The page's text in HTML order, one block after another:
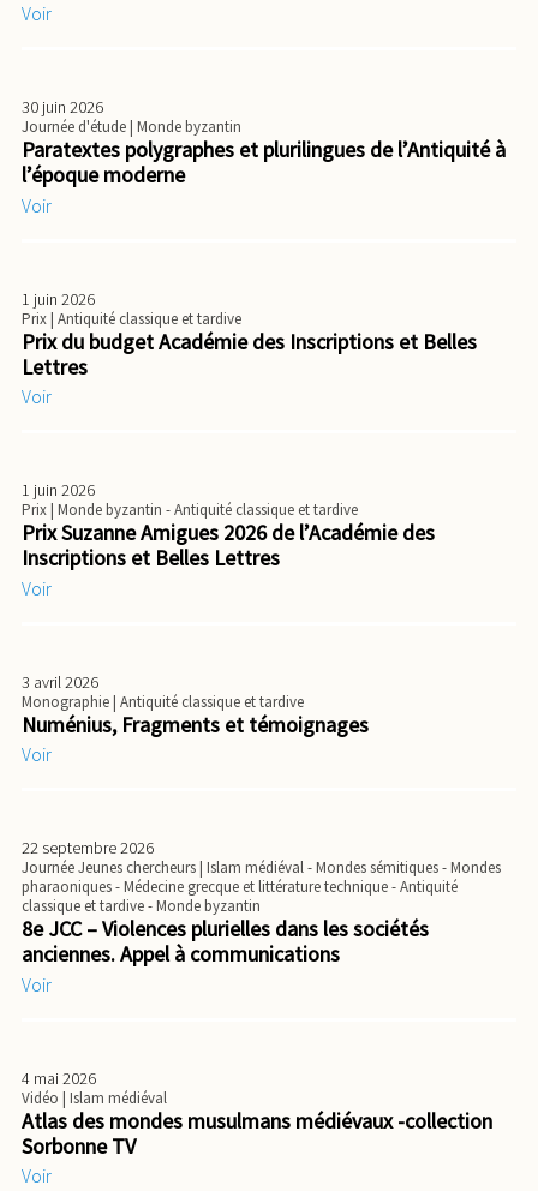
Voir
30 juin 2026
Journée d'étude| Monde byzantin
Paratextes polygraphes et plurilingues de l’Antiquité à
l’époque moderne
Voir
1 juin 2026
Prix| Antiquité classique et tardive
Prix du budget Académie des Inscriptions et Belles
Lettres
Voir
1 juin 2026
Prix| Monde byzantin - Antiquité classique et tardive
Prix Suzanne Amigues 2026 de l’Académie des
Inscriptions et Belles Lettres
Voir
3 avril 2026
Monographie| Antiquité classique et tardive
Numénius, Fragments et témoignages
Voir
22 septembre 2026
Journée Jeunes chercheurs| Islam médiéval - Mondes sémitiques - Mondes
pharaoniques - Médecine grecque et littérature technique - Antiquité
classique et tardive - Monde byzantin
8e JCC – Violences plurielles dans les sociétés
anciennes. Appel à communications
Voir
4 mai 2026
Vidéo | Islam médiéval
Atlas des mondes musulmans médiévaux -collection
Sorbonne TV
Voir